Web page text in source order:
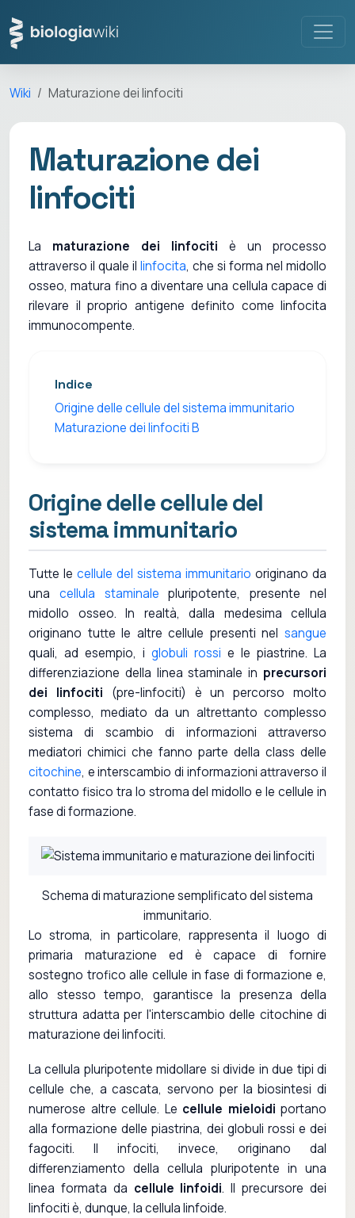
Wiki Maturazione dei linfociti
Maturazione dei
linfociti
La maturazione dei linfociti è un processo
attraverso il quale il linfocita, che si forma nel midollo
osseo, matura fino a diventare una cellula capace di
rilevare il proprio antigene definito come linfocita
immunocompente.
Indice
Origine delle cellule del sistema immunitario
Maturazione dei linfociti B
Origine delle cellule del
sistema immunitario
Tutte le cellule del sistema immunitario originano da
una cellula staminale pluripotente, presente nel
midollo osseo. In realtà, dalla medesima cellula
originano tutte le altre cellule presenti nel sangue
quali, ad esempio, i globuli rossi e le piastrine. La
differenziazione della linea staminale in precursori
dei linfociti (pre-linfociti) è un percorso molto
complesso, mediato da un altrettanto complesso
sistema di scambio di informazioni attraverso
mediatori chimici che fanno parte della class delle
citochine, e interscambio di informazioni attraverso il
contatto fisico tra lo stroma del midollo e le cellule in
fase di formazione.
Schema di maturazione semplificato del sistema
immunitario.
Lo stroma, in particolare, rappresenta il luogo di
primaria maturazione ed è capace di fornire
sostegno trofico alle cellule in fase di formazione e,
allo stesso tempo, garantisce la presenza della
struttura adatta per l'interscambio delle citochine di
maturazione dei linfociti.
La cellula pluripotente midollare si divide in due tipi di
cellule che, a cascata, servono per la biosintesi di
numerose altre cellule. Le cellule mieloidi portano
alla formazione delle piastrina, dei globuli rossi e dei
fagociti. Il infociti, invece, originano dal
differenziamento della cellula pluripotente in una
linea formata da cellule linfoidi. Il precursore dei
linfociti è, dunque, la cellula linfoide.